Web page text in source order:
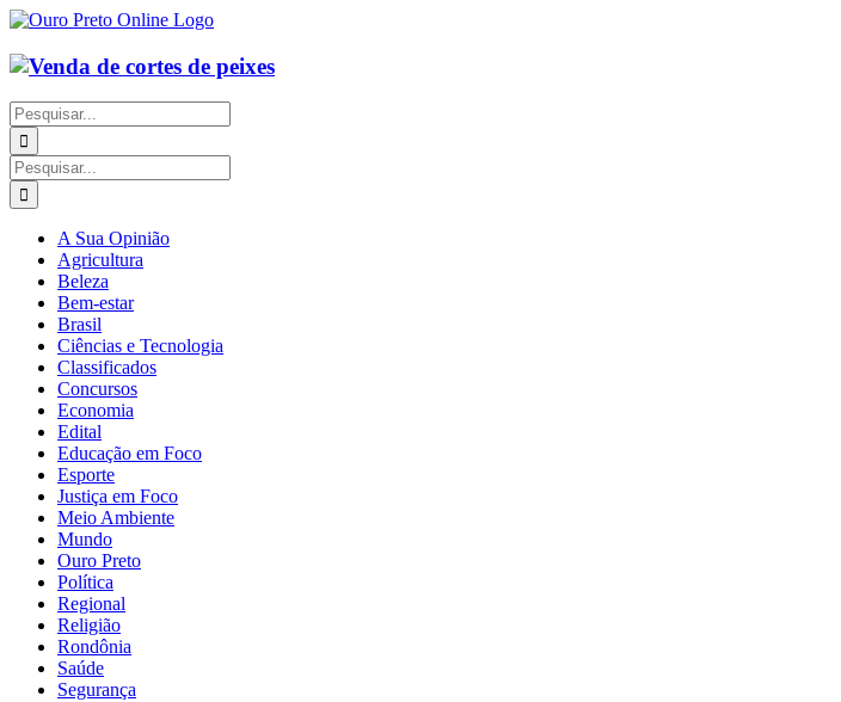
Ir
o
conteúdo
Buscar
resultados
para:
Buscar
resultados
para:
A Sua Opinião
Agricultura
Beleza
Bem-estar
Brasil
Ciências e Tecnologia
Classificados
Concursos
Economia
Edital
Educação em Foco
Esporte
Justiça em Foco
Meio Ambiente
Mundo
Ouro Preto
Política
Regional
Religião
Rondônia
Saúde
Segurança